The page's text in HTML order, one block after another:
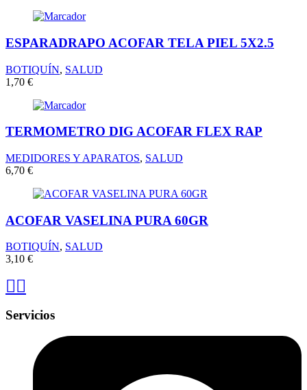
ESPARADRAPO ACOFAR TELA PIEL 5X2.5
BOTIQUÍN, SALUD
1,70 €
TERMOMETRO DIG ACOFAR FLEX RAP
MEDIDORES Y APARATOS, SALUD
6,70 €
ACOFAR VASELINA PURA 60GR
BOTIQUÍN, SALUD
3,10 €
Servicios